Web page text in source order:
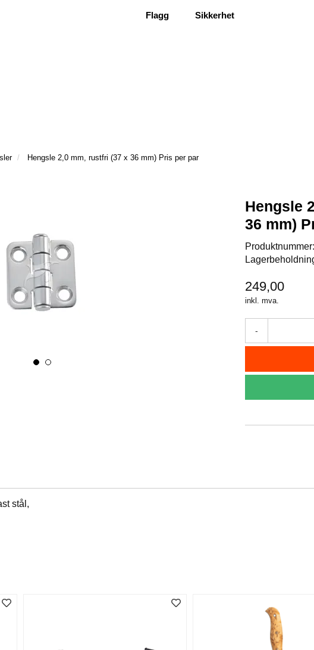
Flagg Sikkerhet
Hengsle 2,0 mm, rustfri (37 x 36 mm) Pris per par
Hengsle
36 mm)
Produktnummer:
249,00
inkl. mva.
-
stål,